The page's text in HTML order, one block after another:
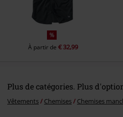
%
À partir de € 32,99
Plus de catégories. Plus
Vêtements Chemises Chemises